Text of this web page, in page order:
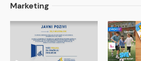
Marketing